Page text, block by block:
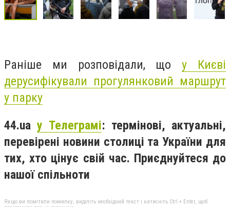
Раніше ми розповідали, щоу Києві
дерусифікували прогулянковий маршрут
у парку
44.ua у Телеграмі: термінові, актуальні,
перевірені новини столиці та України для
тих, хто цінує свій час. Приєднуйтеся до
нашої спільноти
Якщо ви помітили помилку, виділіть необхідний текст і натисніть Ctrl + Enter, щоб